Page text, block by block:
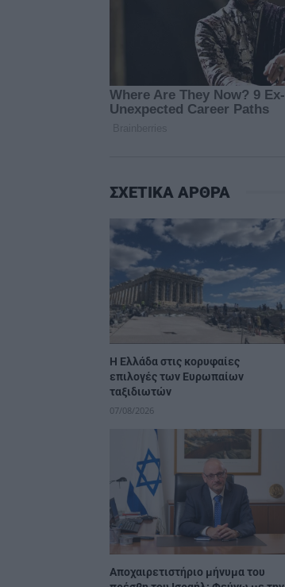
ΣΧΕΤΙΚΑ ΑΡΘΡΑ
Η Ελλάδα στις κορυφαίες
επιλογές των Ευρωπαίων
ταξιδιωτών
07/08/2026
Αποχαιρετιστήριο μήνυμα του